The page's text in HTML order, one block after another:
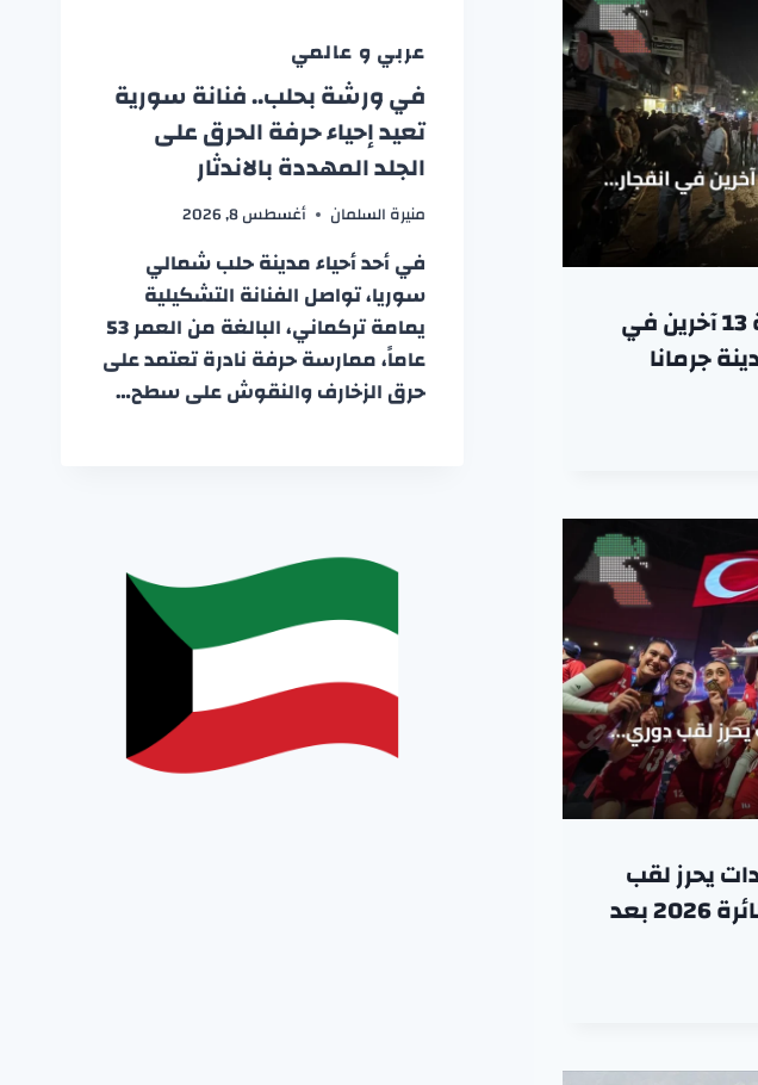
مقتل شخصين وإصابة 13 آخرين في
جرمانا
يحرز لقب
دوري الأمم للكرة الطائرة 2026 بعد
عربي و عالمي
في ورشة بحلب.. فنانة سورية
تعيد إحياء حرفة الحرق على
الجلد المهددة بالاندثار
منيرة السلمان أغسطس 8, 2026
في أحد أحياء مدينة حلب شمالي
سوريا، تواصل الفنانة التشكيلية
يمامة تركماني، البالغة من العمر 53
عاماً، ممارسة حرفة نادرة تعتمد على
حرق الزخارف والنقوش على سطح…